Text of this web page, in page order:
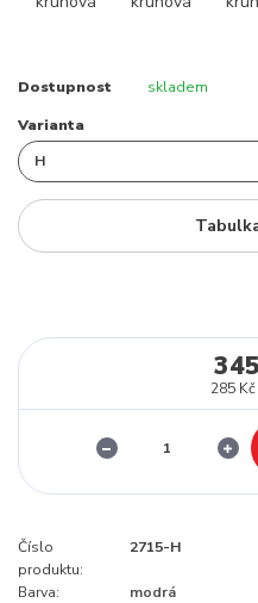
Dostupnost skladem
Varianta
285 Kč
Číslo
produktu:
2715-H
Barva:
modrá